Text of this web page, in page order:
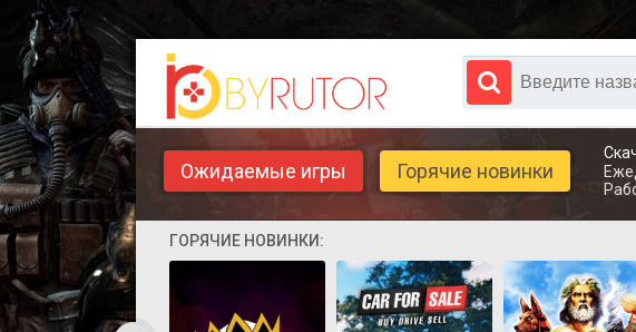
Ожидаемые игры Горячие новинки
ГОРЯЧИЕ НОВИНКИ: